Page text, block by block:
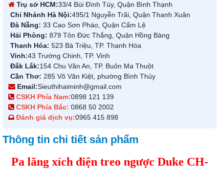
Trụ sở HCM:33/4 Bùi Đình Túy, Quận Bình Thạnh
Chi Nhánh Hà Nội:495/1 Nguyễn Trãi, Quận Thanh Xuân
Đà Nẵng: 33 Cao Sơn Pháo, Quận Cẩm Lệ
Hải Phòng: 879 Tôn Đức Thắng, Quận Hồng Bàng
Thanh Hóa: 523 Bà Triệu, TP. Thanh Hóa
Vinh:43 Trường Chinh, TP. Vinh
Đắk Lắk:154 Chu Văn An, TP. Buôn Ma Thuột
Cần Thơ: 285 Võ Văn Kiệt, phường Bình Thủy
Email:Sieuthihaiminh@gmail.com
CSKH Phía Nam:0898 121 139
CSKH Phía Bắc: 0868 50 2002
Đánh giá dịch vụ:0965 415 898
Thông tin chi tiết sản phẩm
Pa lăng xích điện treo ngược Duke CH-